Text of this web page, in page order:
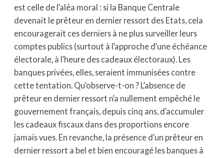
est celle de l’aléa moral : si la Banque Centrale
devenait le prêteur en dernier ressort des Etats, cela
encouragerait ces derniers à ne plus surveiller leurs
comptes publics (surtout à l’approche d’une échéance
électorale, à l’heure des cadeaux électoraux). Les
banques privées, elles, seraient immunisées contre
cette tentation. Qu’observe-t-on ? L’absence de
prêteur en dernier ressort n’a nullement empêché le
gouvernement français, depuis cinq ans, d’accumuler
les cadeaux fiscaux dans des proportions encore
jamais vues. En revanche, la présence d’un prêteur en
dernier ressort a bel et bien encouragé les banques à